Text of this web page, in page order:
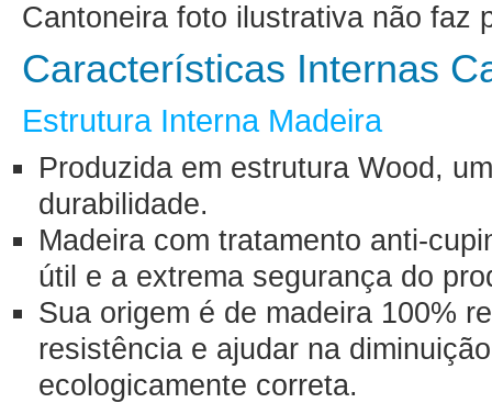
Cantoneira foto ilustrativa não faz
Características Internas
Estrutura Interna Madeira
Produzida em estrutura Wood,
durabilidade.
Madeira com tratamento anti-
útil e a extrema segurança do
Sua origem é de madeira 100%
resistência e ajudar na
ecologicamente correta.